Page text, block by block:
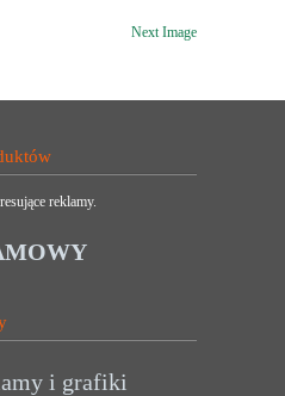
Next Image
reklamy.
i grafiki